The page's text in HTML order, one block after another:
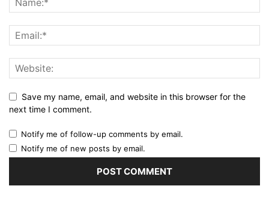
Save my name, email, and website in this browser for the
next time I comment.
Notify me of follow-up comments by email.
Notify me of new posts by email.